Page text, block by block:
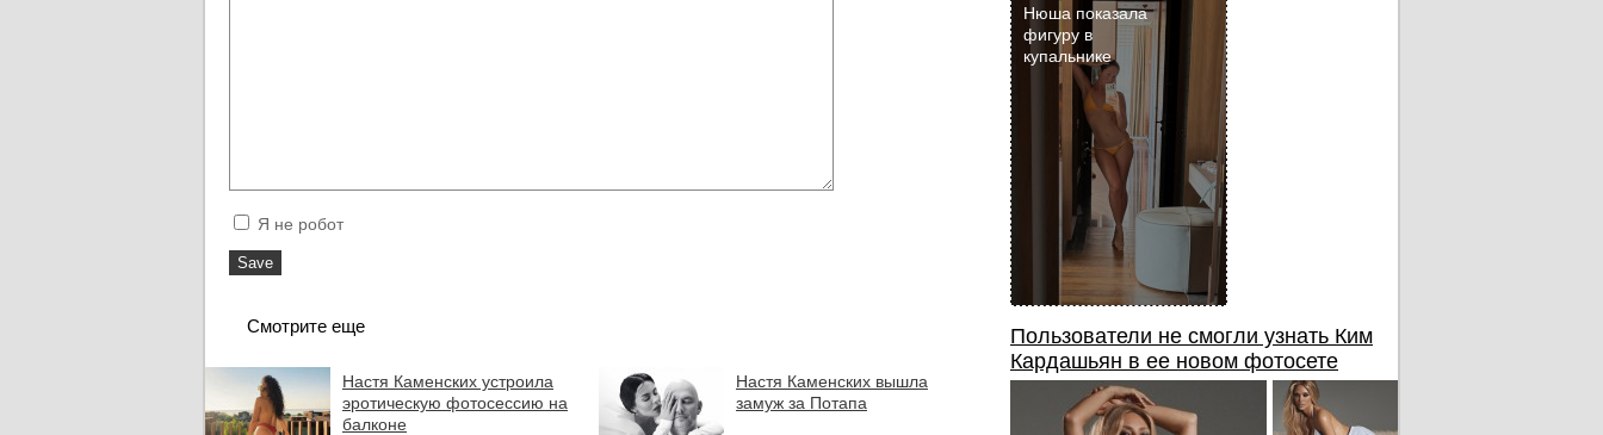
Я не робот
Смотрите еще
Настя Каменских устроила
эротическую фотосессию на
балконе
Настя Каменских вышла
замуж за Потапа
Нюша показала
фигуру в
купальнике
Пользователи не смогли узнать Ким
Кардашьян в ее новом фотосете